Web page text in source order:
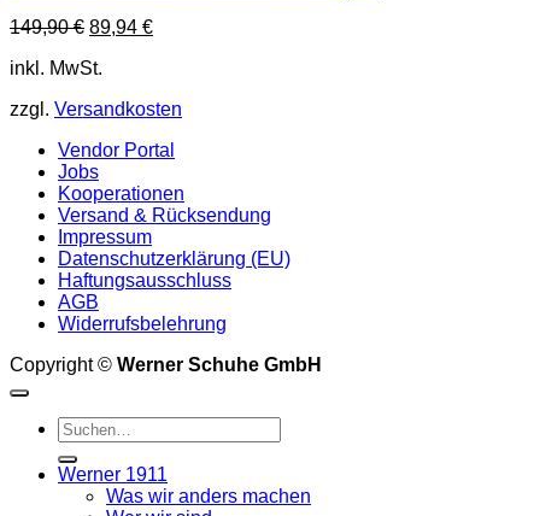
mehrere
auf.
Optionen
können
Produktseite
gewählt
werden
149,90€ Ursprünglicher
war:
89,94 €Aktueller
inkl. MwSt.
zzgl. Versandkosten
Vendor Portal
Jobs
Kooperationen
Versand & Rücksendung
Impressum
Datenschutzerklärung (EU)
Haftungsausschluss
AGB
Widerrufsbelehrung
Copyright © Werner Schuhe GmbH
Suche
nach:
Werner 1911
Was wir anders machen